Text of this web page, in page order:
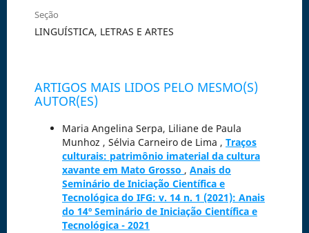
Seção
LINGUÍSTICA, LETRAS E ARTES
ARTIGOS MAIS LIDOS PELO MESMO(S)
AUTOR(ES)
Maria Angelina Serpa, Liliane de Paula
Munhoz , Sélvia Carneiro de Lima , Traços
culturais: patrimônio imaterial da cultura
xavante em Mato Grosso , Anais do
Seminário de Iniciação Científica e
Tecnológica do IFG: v. 14 n. 1 (2021): Anais
do 14º Seminário de Iniciação Científica e
Tecnológica - 2021